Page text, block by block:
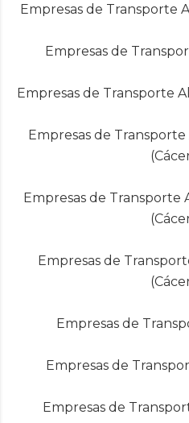
Empresas de Transporte
Empresas de
Empresas de Transporte
Empresas de
Empresas de Transporte
Empresas de
Empresas de
Empresas de
Empresas de